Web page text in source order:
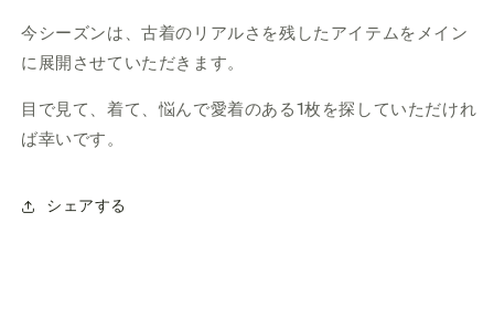
今シーズンは、古着のリアルさを残したアイテムをメイン
に展開させていただきます。
目で見て、着て、悩んで愛着のある1枚を探していただけれ
ば幸いです。
シェアする